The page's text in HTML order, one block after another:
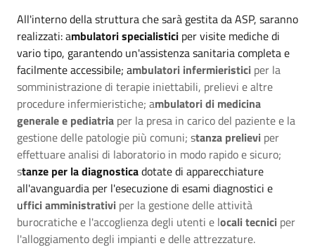
All'interno della struttura che sarà gestita da ASP, saranno
realizzati: ambulatori specialistici per visite mediche di
vario tipo, garantendo un'assistenza sanitaria completa e
facilmente accessibile; ambulatori infermieristici per la
somministrazione di terapie iniettabili, prelievi e altre
procedure infermieristiche; ambulatori di medicina
generale e pediatria per la presa in carico del paziente e la
gestione delle patologie più comuni; stanza prelievi per
effettuare analisi di laboratorio in modo rapido e sicuro;
stanze per la diagnosticadotate di apparecchiature
all'avanguardia per l'esecuzione di esami diagnostici e
uffici amministrativi per la gestione delle attività
burocratiche e l'accoglienza degli utenti e locali tecnici per
l'alloggiamento degli impianti e delle attrezzature.